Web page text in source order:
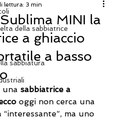
della sabbiatrice
sabbiatura
MINI la
a ghiaccio
a basso
lettura: 3 min
una sabbiatrice a
oggi non cerca una
“interessante”, ma uno